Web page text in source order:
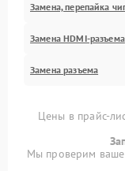
Замена, перепайка
Замена HDMI-разъема
Замена разъема
Цены в прайс-
Мы проверим ваше